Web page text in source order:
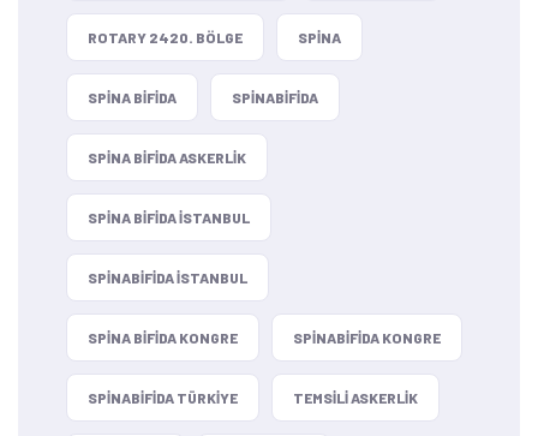
ROTARY 2420. BÖLGE SPINA
SPINA BIFIDA SPINABIFIDA
SPINA BIFIDA ASKERLIK
SPINA BIFIDA ISTANBUL
SPINABIFIDA ISTANBUL
SPINA BIFIDA KONGRE SPINABIFIDA KONGRE
SPINABIFIDA TÜRKIYE TEMSILI ASKERLIK